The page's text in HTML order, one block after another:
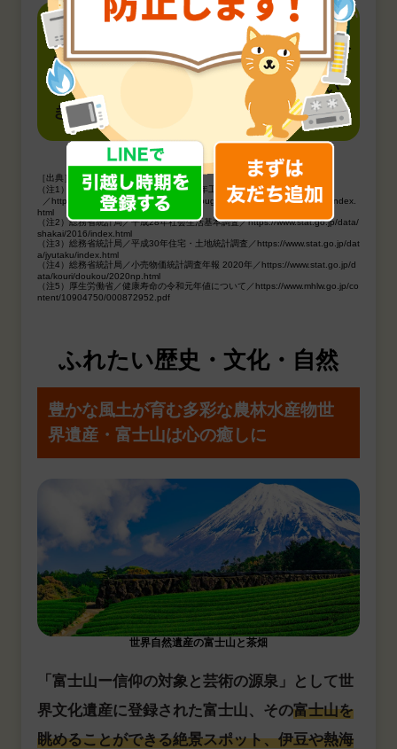
物価が比較的低いのはうれしいポイント。
暮らしを楽しみながら資産形成を続けてい
きましょう。
［出典］
（注1）経済産業省／工業統計調査 2020年工業統計速報
／https://www.meti.go.jp/statistics/tyo/kougyo/result-2/r02/kakuho/chiiki/index.
html
（注2）総務省統計局／平成28年社会生活基本調査／https://www.stat.go.jp/data/
shakai/2016/index.html
（注3）総務省統計局／平成30年住宅・土地統計調査／https://www.stat.go.jp/dat
a/jyutaku/index.html
（注4）総務省統計局／小売物価統計調査年報 2020年／https://www.stat.go.jp/d
ata/kouri/doukou/2020np.html
（注5）厚生労働省／健康寿命の令和元年値について／https://www.mhlw.go.jp/co
ntent/10904750/000872952.pdf
ふれたい歴史・文化・自然
豊かな風土が育む多彩な農林水産物世
界遺産・富士山は心の癒しに
「富士山ー信仰の対象と芸術の源泉」として世
界文化遺産に登録された富士山、その富士山を
眺めることができる絶景スポット、伊豆や熱海
世界自然遺産の富士山と茶畑